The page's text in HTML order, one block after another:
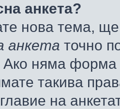
анкета?
нова тема,
анкета точно
няма форма
такива
на